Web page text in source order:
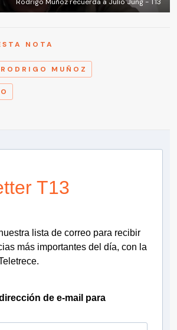
NOTA
RODRIGO MUÑOZ
T13
lista de correo para recibir
más importantes del día, con la
de e-mail para